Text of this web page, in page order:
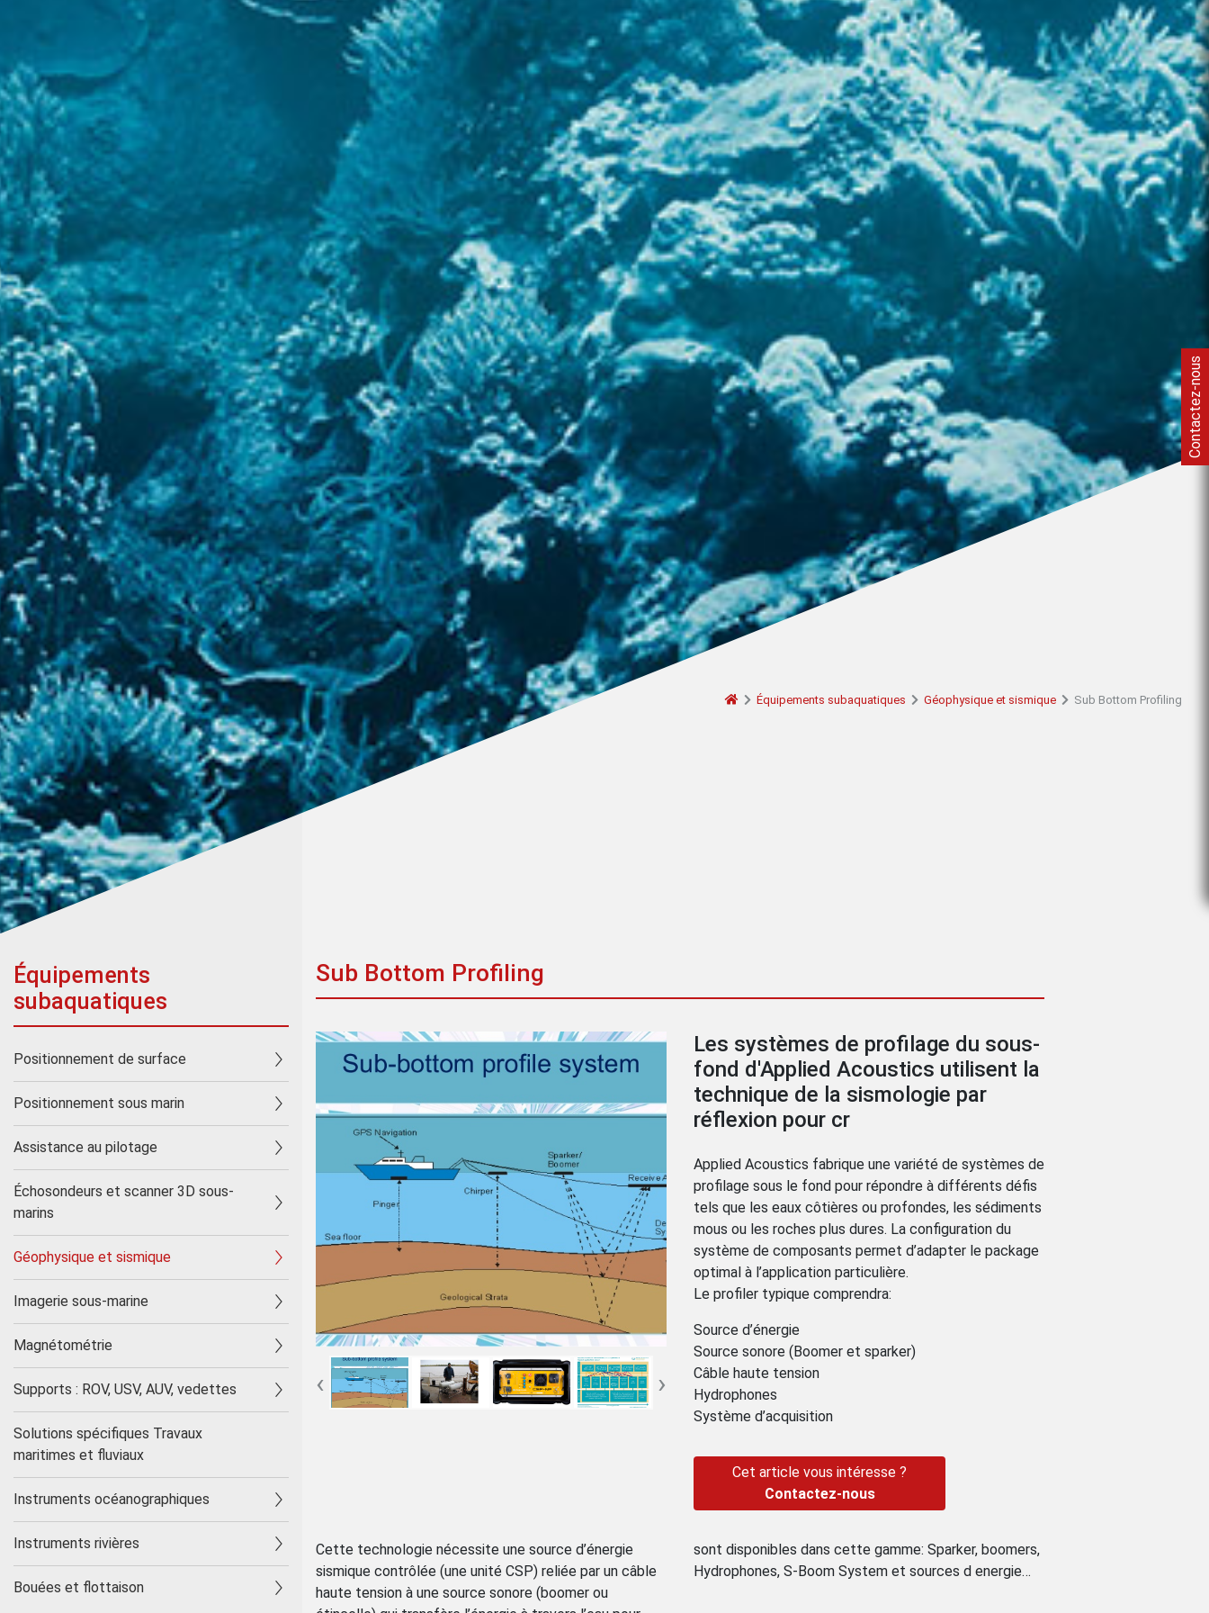
Équipements subaquatiques Géophysique et sismique Sub Bottom Profiling
Équipements
subaquatiques
Positionnement de surface
Positionnement sous marin
Assistance au pilotage
Échosondeurs et scanner 3D sous-
marins
Géophysique et sismique
Imagerie sous-marine
Magnétométrie
Supports : ROV, USV, AUV, vedettes
Solutions spécifiques Travaux
maritimes et fluviaux
Instruments océanographiques
Instruments rivières
Bouées et flottaison
Sub Bottom Profiling
‹ ›
Les systèmes de profilage du sous-
fond d'Applied Acoustics utilisent la
technique de la sismologie par
réflexion pour cr
Applied Acoustics fabrique une variété de systèmes de
profilage sous le fond pour répondre à différents défis
tels que les eaux côtières ou profondes, les sédiments
mous ou les roches plus dures. La configuration du
système de composants permet d’adapter le package
optimal à l’application particulière.
Le profiler typique comprendra:
Source d’énergie
Source sonore (Boomer et sparker)
Câble haute tension
Hydrophones
Système d’acquisition
Cet article vous intéresse ?
Contactez-nous
Cette technologie nécessite une source d’énergie
sismique contrôlée (une unité CSP) reliée par un câble
haute tension à une source sonore (boomer ou
sont disponibles dans cette gamme: Sparker, boomers,
Hydrophones, S-Boom System et sources d energie…
Contactez-nous